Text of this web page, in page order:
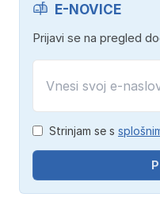
E-NOVICE
Prijavi se na pregled
Strinjam se s